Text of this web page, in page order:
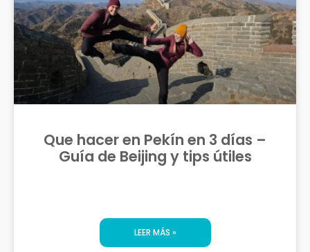
Que hacer en Pekín en 3 días –
Guía de Beijing y tips útiles
LEER MÁS »